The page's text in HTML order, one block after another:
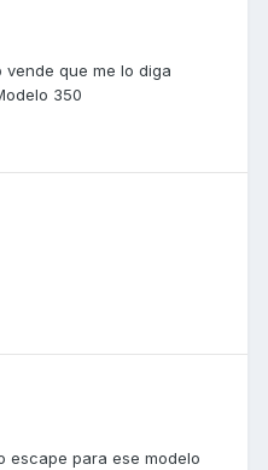
que me lo diga
350
escape para ese modelo